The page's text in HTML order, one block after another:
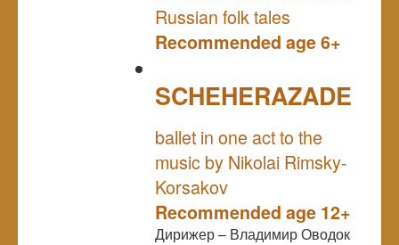
Russian folk tales
Recommended age 6+
SCHEHERAZADE
ballet in one act to the
music by Nikolai Rimsky-
Korsakov
Recommended age 12+
Дирижер – Владимир Оводок